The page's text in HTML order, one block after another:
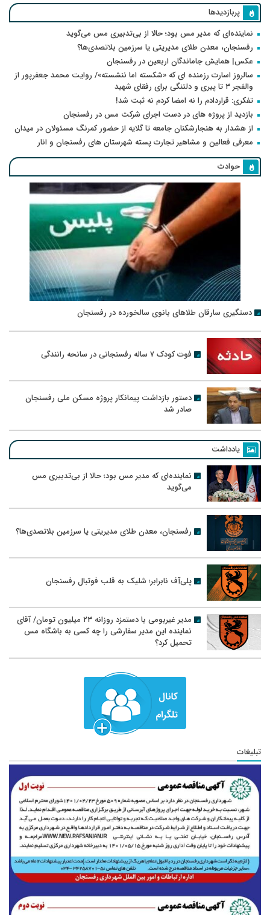
پربازدیدها
نماینده‌ای که مدیر مس بود؛ حالا از بی‌تدبیری مس می‌گوید
رفسنجان، معدن طلای مدیریتی یا سرزمین بلاتصدی‌ها؟
عکس| همایش جاماندگان اربعین در رفسنجان
سالروز اسارت رزمنده ای که «شکسته اما ننشسته»/ روایت محمد جعفرپور از
والفجر ۳ تا پیری و دلتنگی برای رفقای شهید
تفکری: قراردادم را نه امضا کردم نه ثبت شد!
بازدید از پروژه های در دست اجرای شرکت مس در رفسنجان
از هشدار به هنجارشکنان جامعه تا گلایه از حضور کمرنگ مسئولان در میدان
معرفی فعالین و مشاهیر تجارت پسته شهرستان های رفسنجان و انار
حوادث
دستگیری سارقان طلاهای بانوی سالخورده در رفسنجان
فوت کودک ۷ ساله رفسنجانی در سانحه رانندگی
دستور بازداشت پیمانکار پروژه مسکن ملی رفسنجان
صادر شد
یادداشت
نماینده‌ای که مدیر مس بود؛ حالا از بی‌تدبیری مس
می‌گوید
رفسنجان، معدن طلای مدیریتی یا سرزمین بلاتصدی‌ها؟
پلی‌آف نابرابر؛ شلیک به قلب فوتبال رفسنجان
مدیر غیربومی با دستمزد روزانه ۲۳ میلیون تومان/ آقای
نماینده این مدیر سفارشی را چه کسی به باشگاه مس
تحمیل کرد؟
تبلیغات